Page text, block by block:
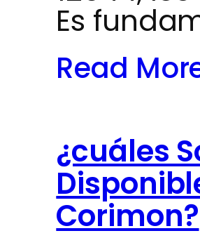
Es
Read
¿cuáles
Corimon?